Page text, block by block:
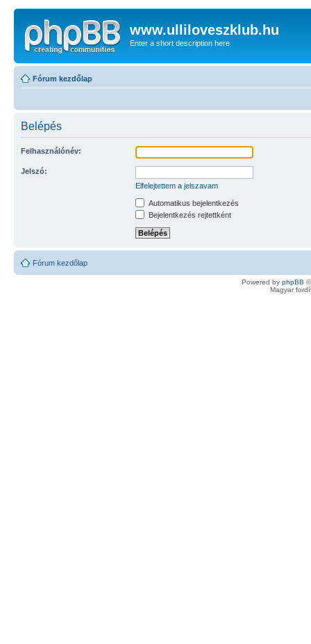
www.ulliloveszklub.hu
Enter a short description here
Fórum kezdőlap
Belépés
Felhasználónév:
Jelszó:
Elfelejtettem a jelszavam
Automatikus bejelentkezés
Bejelentkezés rejtettként
Fórum kezdőlap
Powered by phpBB
Magyar